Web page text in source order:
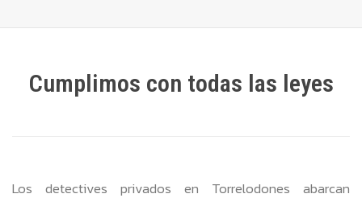
Cumplimos con todas las leyes
Los detectives privados en Torrelodones abarcan